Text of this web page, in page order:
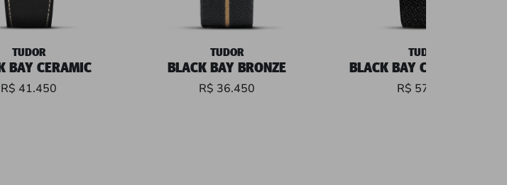
TUDOR
BAY CERAMIC
R$ 41.450
TUDOR
BLACK BAY BRONZE
R$ 36.450
TUDOR
BLACK BAY CHRONO S&G
R$ 57.450